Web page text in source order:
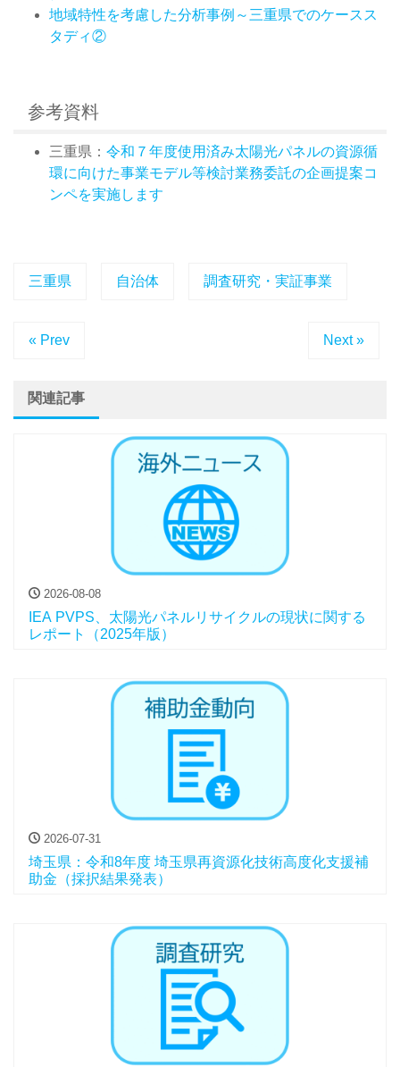
地域特性を考慮した分析事例～三重県でのケースス
タディ②
参考資料
三重県： 令和７年度使用済み太陽光パネルの資源循
環に向けた事業モデル等検討業務委託の企画提案コ
ンペを実施します
三重県 自治体 調査研究・実証事業
« Prev Next »
関連記事
2026-08-08
IEA PVPS、太陽光パネルリサイクルの現状に関する
レポート（2025年版）
2026-07-31
埼玉県：令和8年度 埼玉県再資源化技術高度化支援補
助金（採択結果発表）